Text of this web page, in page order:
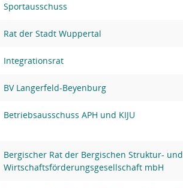
Sportausschuss
Rat der Stadt Wuppertal
Integrationsrat
BV Langerfeld-Beyenburg
Betriebsausschuss APH und KIJU
Bergischer Rat der Bergischen Struktur- und
Wirtschaftsförderungsgesellschaft mbH